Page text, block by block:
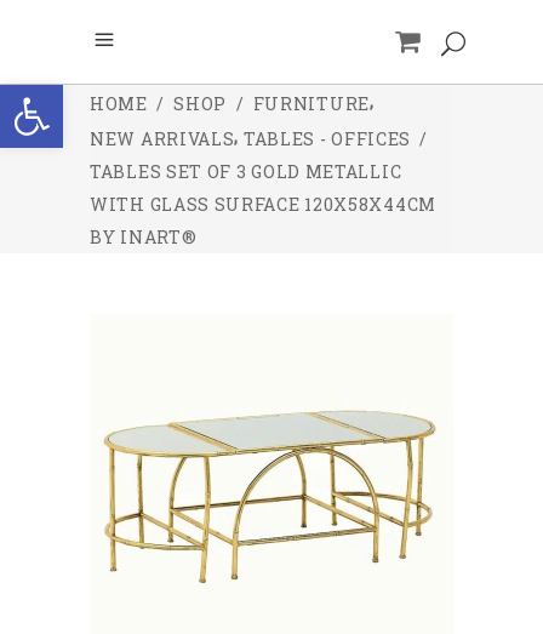
Open toolbar
HOME /SHOP / FURNITURE,
NEW ARRIVALS, TABLES - OFFICES /
TABLES SET OF 3 GOLD METALLIC
WITH GLASS SURFACE 120X58X44CM
BY INART®